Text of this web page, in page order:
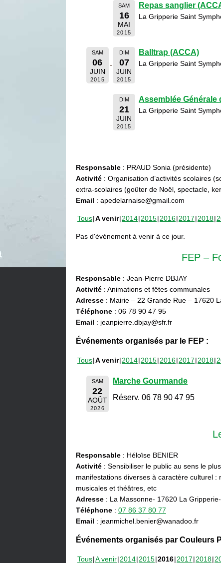
SAM
16
MAI
2015
Repas sanglier
La Gripperie Saint
SAM
06
JUIN
2015
DIM
07
JUIN
2015
Balltrap (ACCA)
La Gripperie Saint
DIM
21
JUIN
2015
Assemblée Générale
La Gripperie Saint
Responsable : PRAUD Sonia (présidente)
Activité : Organisation d’activités scolaires
extra-scolaires (goûter de Noël, spectacle,
Email : apedelarnaise@gmail.com
Tous A venir 2014 2015 2016 2017 2018
Pas d'événement à venir à ce jour.
FEP –
Responsable : Jean-Pierre DBJAY
Activité : Animations et fêtes communales
Adresse : Mairie – 22 Grande Rue – 17620
Téléphone : 06 78 90 47 95
Email : jeanpierre.dbjay@sfr.fr
Événements organisés par le FEP :
Tous A venir 2014 2015 2016 2017 2018
SAM
22
AOÛT
2026
Marche Gourmande
Réserv. 06 78 90 47 95
Responsable : Héloïse BENIER
Activité : Sensibiliser le public au sens le
manifestations diverses à caractère culturel :
musicales et théâtres, etc
Adresse : La Massonne- 17620 La
Téléphone : 07 86 37 80 77
Email : jeanmichel.benier@wanadoo.fr
Événements organisés par Couleurs
Tous A venir 2014 2015 2016 2017 2018